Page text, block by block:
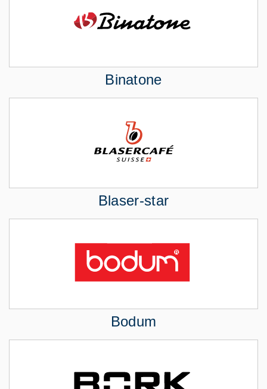
Binatone
Blaser-star
Bodum